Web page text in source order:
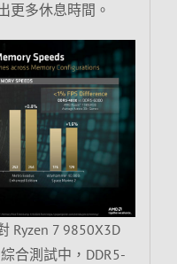
更多休息時間。
Ryzen 7 9850X3D
合測試中，DDR5-